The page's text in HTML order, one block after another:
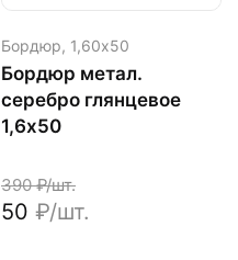
Бордюр, 1,60х50
Бордюр метал.
серебро глянцевое
1,6х50
390₽/шт.
50 ₽/шт.